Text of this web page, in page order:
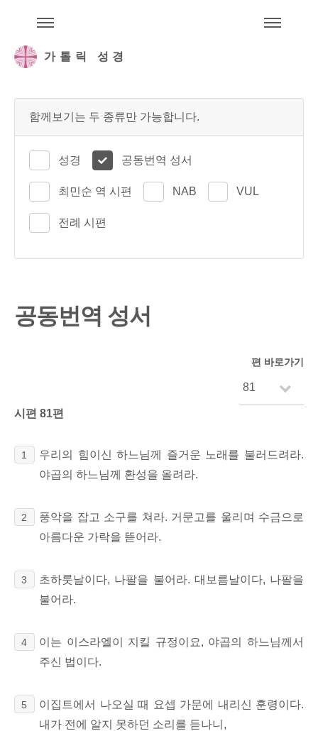
가톨릭 성경
함께보기는 두 종류만 가능합니다.
성경 공동번역 성서
최민순 역 시편 NAB VUL
전례 시편
공동번역 성서
편 바로가기
시편 81편
1
우리의 힘이신 하느님께 즐거운 노래를 불러드려라.
야곱의 하느님께 환성을 올려라.
2
풍악을 잡고 소구를 쳐라. 거문고를 울리며 수금으로
아름다운 가락을 뜯어라.
3
초하룻날이다, 나팔을 불어라. 대보름날이다, 나팔을
불어라.
4
이는 이스라엘이 지킬 규정이요, 야곱의 하느님께서
주신 법이다.
5
이집트에서 나오실 때 요셉 가문에 내리신 훈령이다.
내가 전에 알지 못하던 소리를 듣나니,